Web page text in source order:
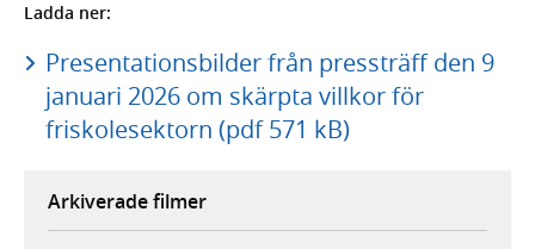
Ladda ner:
Presentationsbilder från pressträff den 9
januari 2026 om skärpta villkor för
friskolesektorn (pdf 571 kB)
Arkiverade filmer